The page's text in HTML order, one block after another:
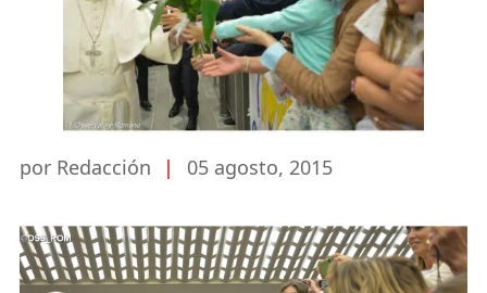
por Redacción | 05 agosto, 2015